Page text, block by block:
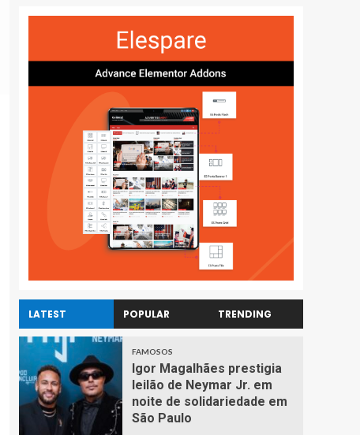
LATEST POPULAR TRENDING
FAMOSOS
Igor Magalhães prestigia
leilão de Neymar Jr. em
noite de solidariedade em
São Paulo